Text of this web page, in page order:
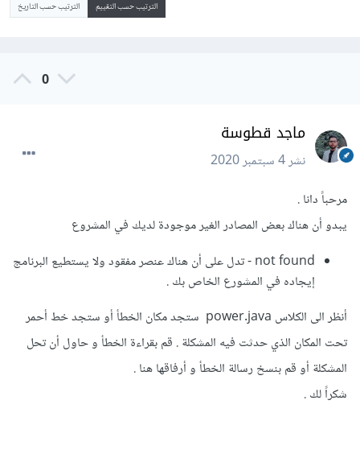
الترتيب حسب التقييم الترتيب حسب التاريخ
0
ماجد قطوسة
نشر4 سبتمبر 2020
مرحباً دانا .
يبدو أن هناك بعض المصادر الغير موجودة لديك في المشروع
not found - تدل على أن هناك عنصر مفقود ولا يستطيع البرنامج
إيجاده في المشورع الخاص بك .
أنظر الى الكلاس power.java ستجد مكان الخطأ أو ستجد خط أحمر
تحت المكان الذي حدثت فيه المشكلة . قم بقراءة الخطأ و حاول أن تحل
المشكلة أو قم بنسخ رسالة الخطأ و أرفاقها هنا .
شكراً لك .